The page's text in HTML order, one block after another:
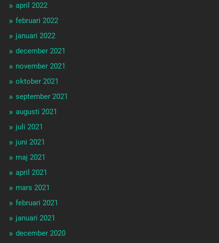
april 2022
februari 2022
januari 2022
december 2021
november 2021
oktober 2021
september 2021
augusti 2021
juli 2021
juni 2021
maj 2021
april 2021
mars 2021
februari 2021
januari 2021
december 2020